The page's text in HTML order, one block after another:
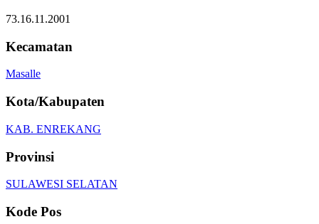
73.16.11.2001
Kecamatan
Masalle
Kota/Kabupaten
KAB. ENREKANG
Provinsi
SULAWESI SELATAN
Kode Pos